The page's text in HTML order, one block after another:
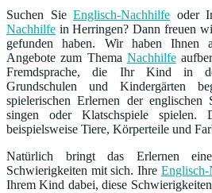
Suchen Sie Englisch-Nachhilfe oder
Nachhilfe in Herringen? Dann freuen
gefunden haben. Wir haben Ihnen
Angebote zum Thema Nachhilfe
Fremdsprache, die Ihr Kind in
Grundschulen und Kindergärten
spielerischen Erlernen der
singen oder Klatschspiele spielen.
beispielsweise Tiere, Körperteile und
Natürlich bringt das Erlernen
Schwierigkeiten mit sich. Ihre
Ihrem Kind dabei, diese